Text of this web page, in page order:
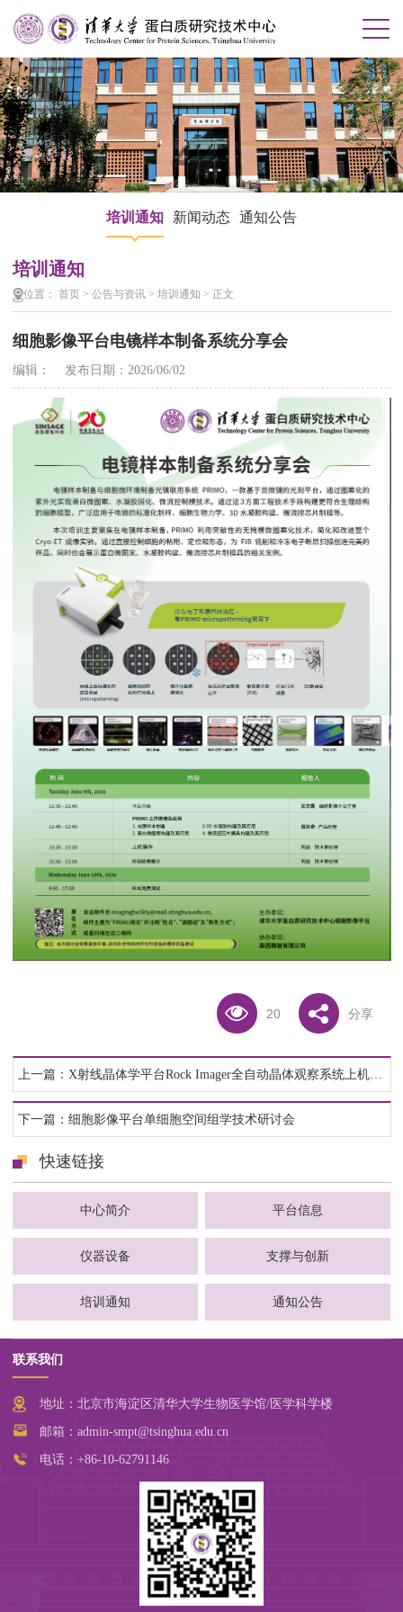
培训通知 新闻动态 通知公告
培训通知
位置： 首页> 公告与资讯> 培训通知 > 正文
细胞影像平台电镜样本制备系统分享会
编辑： 发布日期：2026/06/02
20 分享
上一篇：X射线晶体学平台Rock Imager全自动晶体观察系统上机操作培训通知
下一篇：细胞影像平台单细胞空间组学技术研讨会
快速链接
中心简介 平台信息
仪器设备 支撑与创新
培训通知 通知公告
联系我们
地址：北京市海淀区清华大学生物医学馆/医学科学楼
邮箱：admin-smpt@tsinghua.edu.cn
电话：+86-10-62791146